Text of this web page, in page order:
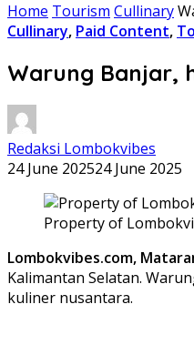
Home Tourism Cullinary
Cullinary, Paid Content,
Warung Banjar,
Redaksi Lombokvibes
24 June 202524 June 2025
Property of
Lombokvibes.com,
Kalimantan Selatan.
kuliner nusantara.